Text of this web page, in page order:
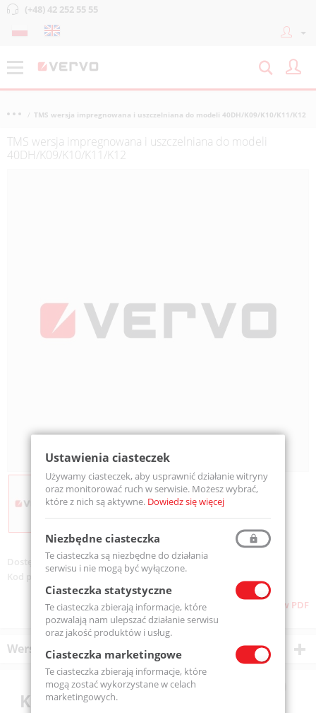
(+48) 42 252 55 55
TMS wersja impregnowana i uszczelniana do modeli 40DH/K09/K10/K11/K12
TMS wersja impregnowana i uszczelniana do modeli
40DH/K09/K10/K11/K12
Dostępność:Na zamówienie
Pobierz stronę w PDF
Wersje produktu
Klienci kupili również
Ustawienia ciasteczek
Używamy ciasteczek, aby usprawnić działanie witryny
oraz monitorować ruch w serwisie. Możesz wybrać,
które z nich są aktywne. Dowiedz się więcej
Niezbędne ciasteczka
Te ciasteczka są niezbędne do działania
serwisu i nie mogą być wyłączone.
Ciasteczka statystyczne
Te ciasteczka zbierają informacje, które
pozwalają nam ulepszać działanie serwisu
oraz jakość produktów i usług.
Ciasteczka marketingowe
Te ciasteczka zbierają informacje, które
mogą zostać wykorzystane w celach
marketingowych.